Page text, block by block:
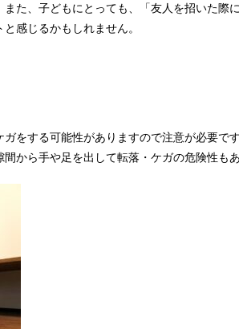
た、子どもにとっても、「友人を招いた際
感じるかもしれません。
をする可能性がありますので注意が必要で
から手や足を出して転落・ケガの危険性もあ